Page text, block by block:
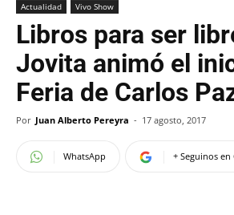
Actualidad Vivo Show
Libros para ser
Jovita animó el
Feria de Carlos
Por Juan Alberto Pereyra - 17 agosto, 2017
WhatsApp + Seguinos en